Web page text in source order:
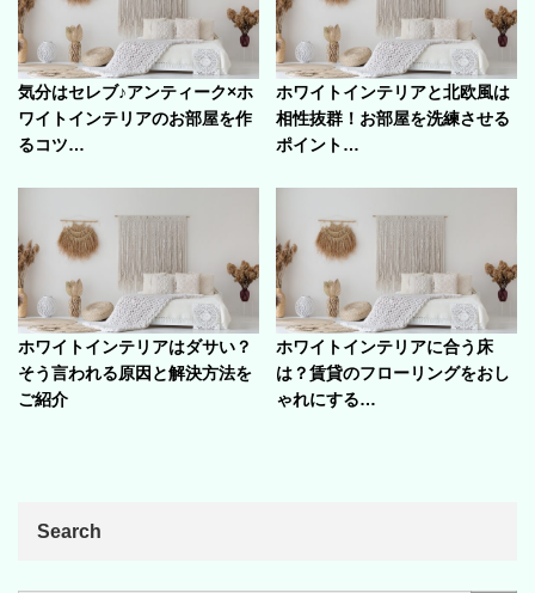
気分はセレブ♪アンティーク×ホ
ワイトインテリアのお部屋を作
るコツ…
ホワイトインテリアと北欧風は
相性抜群！お部屋を洗練させる
ポイント…
ホワイトインテリアはダサい？
そう言われる原因と解決方法を
ご紹介
ホワイトインテリアに合う床
は？賃貸のフローリングをおし
ゃれにする…
Search